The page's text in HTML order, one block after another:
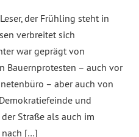
der Frühling steht in
verbreitet sich
war geprägt von
Bauernprotesten – auch vor
– aber auch von
und
Straße als auch im
nach […]